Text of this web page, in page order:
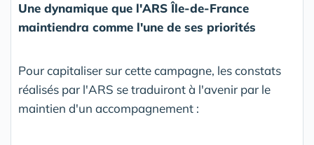
Une dynamique que l'ARS Île-de-France
maintiendra comme l'une de ses priorités
Pour capitaliser sur cette campagne, les constats
réalisés par l'ARS se traduiront à l'avenir par le
maintien d'un accompagnement :